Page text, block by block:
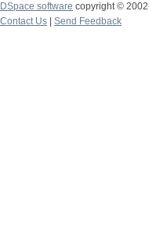
DSpace software copyright ©
Contact Us
Send Feedback